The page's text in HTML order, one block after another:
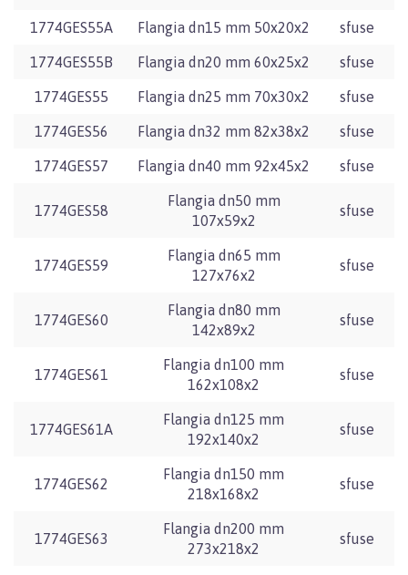
1774GES55A Flangia dn15 mm 50x20x2 sfuse
1774GES55B Flangia dn20 mm 60x25x2 sfuse
1774GES55 Flangia dn25 mm 70x30x2 sfuse
1774GES56 Flangia dn32 mm 82x38x2 sfuse
1774GES57 Flangia dn40 mm 92x45x2 sfuse
1774GES58
Flangia dn50 mm
107x59x2
sfuse
1774GES59
Flangia dn65 mm
127x76x2
sfuse
1774GES60
Flangia dn80 mm
142x89x2
sfuse
1774GES61
Flangia dn100 mm
162x108x2
sfuse
1774GES61A
Flangia dn125 mm
192x140x2
sfuse
1774GES62
Flangia dn150 mm
218x168x2
sfuse
1774GES63
Flangia dn200 mm
273x218x2
sfuse